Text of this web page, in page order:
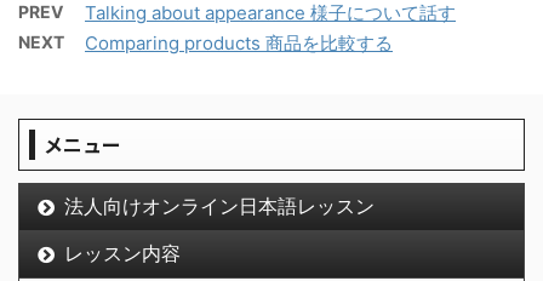
PREV Talking about appearance 様子について話す
NEXT Comparing products 商品を比較する
メニュー
法人向けオンライン日本語レッスン
レッスン内容